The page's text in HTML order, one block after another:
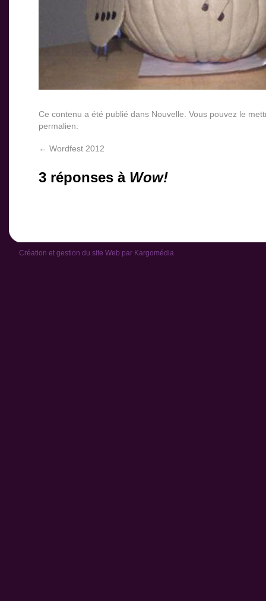
Ce contenu a été publié dans Nouvelle . Vous pouvez le
permalien
← Wordfest 2012
3 réponses à Wow!
Création et gestion du site Web par Kargomédia